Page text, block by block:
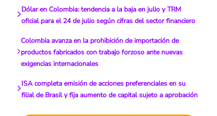
Dólar en Colombia: tendencia a la baja en julio y TRM
oficial para el 24 de julio según cifras del sector financiero
Colombia avanza en la prohibición de importación de
productos fabricados con trabajo forzoso ante nuevas
exigencias internacionales
ISA completa emisión de acciones preferenciales en su
filial de Brasil y fija aumento de capital sujeto a aprobación